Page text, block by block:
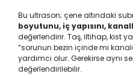
Bu ultrason; çene altındaki
boyutunu, iç yapısını,
değerlendirir. Taş, iltihap, kist
“sorunun bezin içinde mi
yardımcı olur. Gerekirse aynı
değerlendirilebilir.